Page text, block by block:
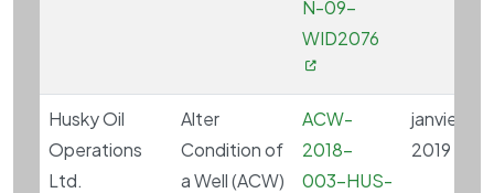
N-09-
WID2076
Husky Oil
Operations
Ltd.
Alter
Condition of
a Well (ACW)
ACW-
2018-
003-HUS-
janvier 2,
2019